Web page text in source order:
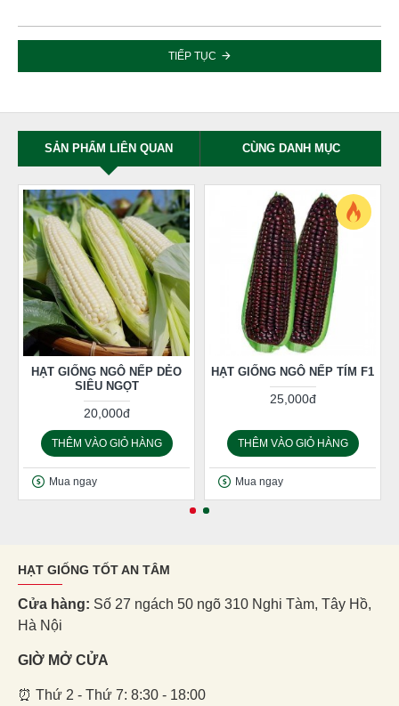
TIẾP TỤC
SẢN PHẨM LIÊN QUAN CÙNG DANH MỤC
HẠT GIỐNG NGÔ NẾP DẺO
SIÊU NGỌT
20,000đ
THÊM VÀO GIỎ HÀNG
Mua ngay
HẠT GIỐNG NGÔ NẾP TÍM F1
25,000đ
THÊM VÀO GIỎ HÀNG
Mua ngay
HẠT GIỐNG TỐT AN TÂM
Cửa hàng: Số 27 ngách 50 ngõ 310 Nghi Tàm, Tây Hồ,
Hà Nội
GIỜ MỞ CỬA
⏰ Thứ 2 - Thứ 7: 8:30 - 18:00